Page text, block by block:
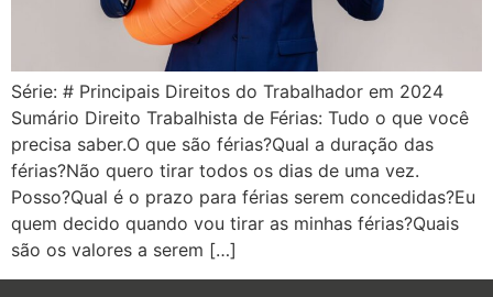
Série: # Principais Direitos do Trabalhador em 2024
Sumário Direito Trabalhista de Férias: Tudo o que você
precisa saber.O que são férias?Qual a duração das
férias?Não quero tirar todos os dias de uma vez.
Posso?Qual é o prazo para férias serem concedidas?Eu
quem decido quando vou tirar as minhas férias?Quais
são os valores a serem […]